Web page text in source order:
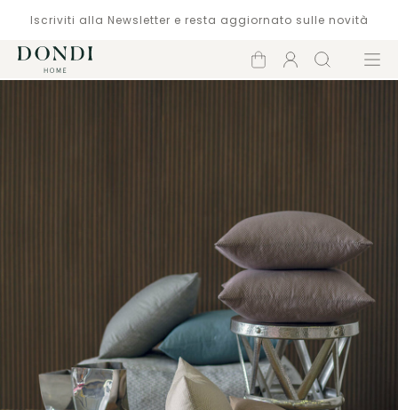
Iscriviti alla Newsletter e resta aggiornato sulle novità
Carrello
Account
Cerca Menù